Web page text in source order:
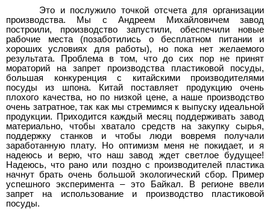
Это и послужило точкой отсчета для организации
производства. Мы с Андреем Михайловичем завод
построили, производство запустили, обеспечили новые
рабочие места (позаботились о бесплатном питании и
хороших условиях для работы), но пока нет желаемого
результата. Проблема в том, что до сих пор не принят
мораторий на запрет производства пластиковой посуды,
большая конкуренция с китайскими производителями
посуды из шпона. Китай поставляет продукцию очень
плохого качества, но по низкой цене, а наше производство
очень затратное, так как мы стремимся к выпуску идеальной
продукции. Приходится каждый месяц поддерживать завод
материально, чтобы хватало средств на закупку сырья,
поддержку станков и чтобы люди вовремя получали
заработанную плату. Но оптимизм меня не покидает, и я
надеюсь и верю, что наш завод ждет светлое будущее!
Надеюсь, что рано или поздно с производителей пластика
начнут брать очень большой экологический сбор. Пример
успешного эксперимента – это Байкал. В регионе ввели
запрет на использование и производство пластиковой
посуды.